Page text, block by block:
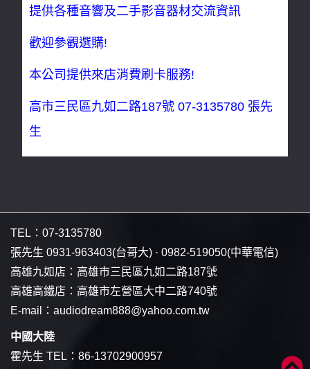
提供各種音響及二手影音器材交流資訊
歡迎參觀選購!
本公司提供來店消費刷卡服務!
高市三民區九如二路187號 07-3135780 張先
生
TEL： 07-3135780
張先生 0931-963403(台哥大) · 0982-519050(中華電信)
高雄九如店： 高雄市三民區九如二路187號
高雄高鐵店： 高雄市左營區大中二路740號
E-mail： audiodream888@yahoo.com.tw
中國大陸
霍先生 TEL： 86-13702900957